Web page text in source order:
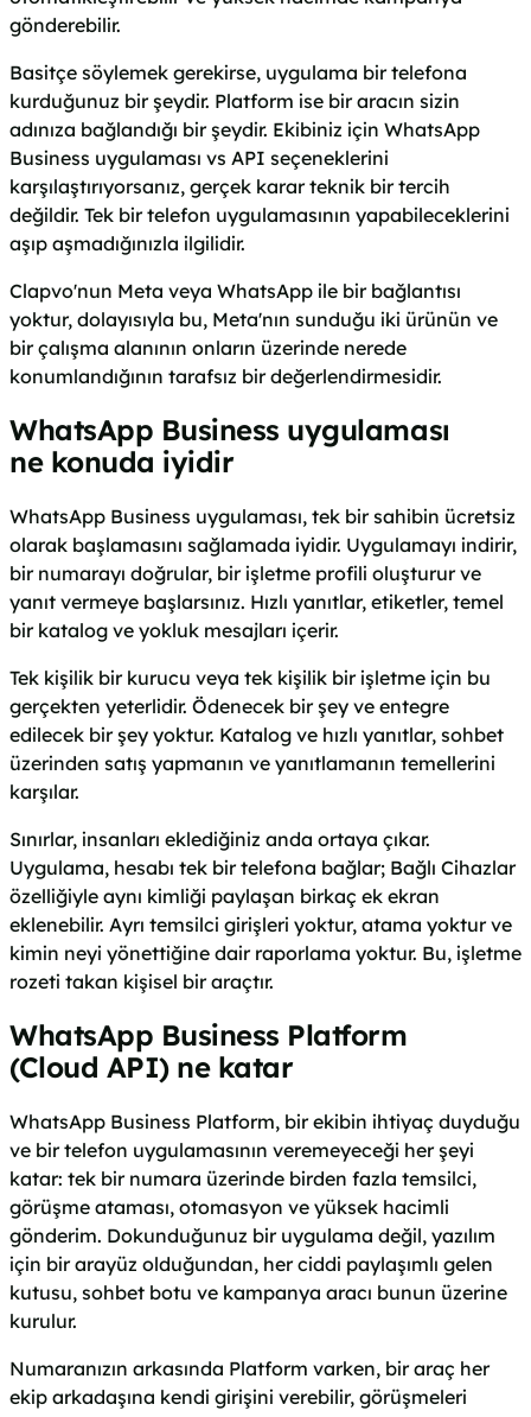
gönderebilir.
Basitçe söylemek gerekirse, uygulama bir telefona
kurduğunuz bir şeydir. Platform ise bir aracın sizin
adınıza bağlandığı bir şeydir. Ekibiniz için WhatsApp
Business uygulaması vs API seçeneklerini
karşılaştırıyorsanız, gerçek karar teknik bir tercih
değildir. Tek bir telefon uygulamasının yapabileceklerini
aşıp aşmadığınızla ilgilidir.
Clapvo'nun Meta veya WhatsApp ile bir bağlantısı
yoktur, dolayısıyla bu, Meta'nın sunduğu iki ürünün ve
bir çalışma alanının onların üzerinde nerede
konumlandığının tarafsız bir değerlendirmesidir.
WhatsApp Business uygulaması
ne konuda iyidir
WhatsApp Business uygulaması, tek bir sahibin ücretsiz
olarak başlamasını sağlamada iyidir. Uygulamayı indirir,
bir numarayı doğrular, bir işletme profili oluşturur ve
yanıt vermeye başlarsınız. Hızlı yanıtlar, etiketler, temel
bir katalog ve yokluk mesajları içerir.
Tek kişilik bir kurucu veya tek kişilik bir işletme için bu
gerçekten yeterlidir. Ödenecek bir şey ve entegre
edilecek bir şey yoktur. Katalog ve hızlı yanıtlar, sohbet
üzerinden satış yapmanın ve yanıtlamanın temellerini
karşılar.
Sınırlar, insanları eklediğiniz anda ortaya çıkar.
Uygulama, hesabı tek bir telefona bağlar; Bağlı Cihazlar
özelliğiyle aynı kimliği paylaşan birkaç ek ekran
eklenebilir. Ayrı temsilci girişleri yoktur, atama yoktur ve
kimin neyi yönettiğine dair raporlama yoktur. Bu, işletme
rozeti takan kişisel bir araçtır.
WhatsApp Business Platform
(Cloud API) ne katar
WhatsApp Business Platform, bir ekibin ihtiyaç duyduğu
ve bir telefon uygulamasının veremeyeceği her şeyi
katar: tek bir numara üzerinde birden fazla temsilci,
görüşme ataması, otomasyon ve yüksek hacimli
gönderim. Dokunduğunuz bir uygulama değil, yazılım
için bir arayüz olduğundan, her ciddi paylaşımlı gelen
kutusu, sohbet botu ve kampanya aracı bunun üzerine
kurulur.
Numaranızın arkasında Platform varken, bir araç her
ekip arkadaşına kendi girişini verebilir, görüşmeleri